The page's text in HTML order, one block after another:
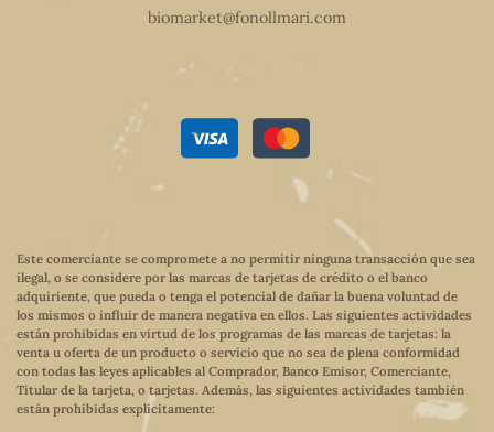
biomarket@fonollmari.com
Este comerciante se compromete a no permitir ninguna transacción que sea
ilegal, o se considere por las marcas de tarjetas de crédito o el banco
adquiriente, que pueda o tenga el potencial de dañar la buena voluntad de
los mismos o influir de manera negativa en ellos. Las siguientes actividades
están prohibidas en virtud de los programas de las marcas de tarjetas: la
venta u oferta de un producto o servicio que no sea de plena conformidad
con todas las leyes aplicables al Comprador, Banco Emisor, Comerciante,
Titular de la tarjeta, o tarjetas. Además, las siguientes actividades también
están prohibidas explícitamente: